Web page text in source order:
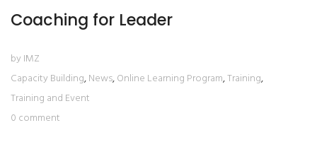
Coaching for Leader
by IMZ
Capacity Building,News,Online Learning Program,Training,
Training and Event
0 comment